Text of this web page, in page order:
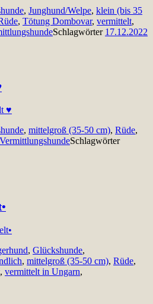
, Junghund/Welpe, klein (bis 35
, Tötung Dombovar, vermittelt,
Schlagwörter 17.12.2022
, mittelgroß (35-50 cm), Rüde,
VermittlungshundeSchlagwörter
, Glückshunde,
, mittelgroß (35-50 cm), Rüde,
, vermittelt in Ungarn,